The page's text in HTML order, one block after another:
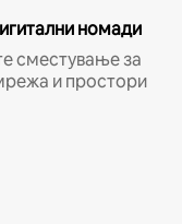
номади
сместување за
и простори